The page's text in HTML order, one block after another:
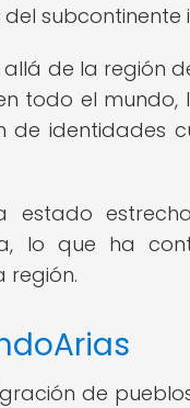
subcontinente
de la región
todo el mundo,
identidades
estado
lo que ha
región.
de